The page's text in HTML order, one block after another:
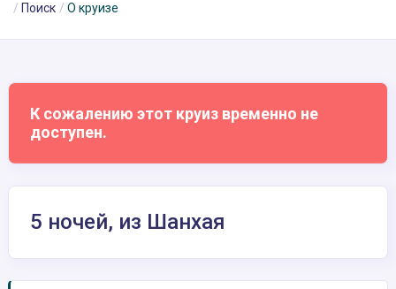
Поиск О круизе
К сожалению этот круиз временно не
доступен.
5 ночей, из Шанхая